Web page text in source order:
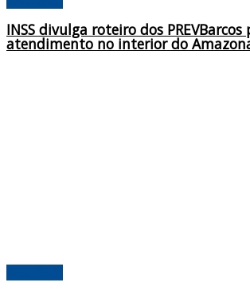
INSS divulga roteiro dos PREVBarcos
atendimento no interior do